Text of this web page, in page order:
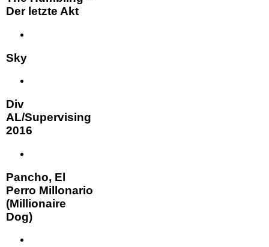
Der letzte Akt
Sky
Div
AL/Supervising
2016
Pancho, El
Perro Millonario
(Millionaire
Dog)